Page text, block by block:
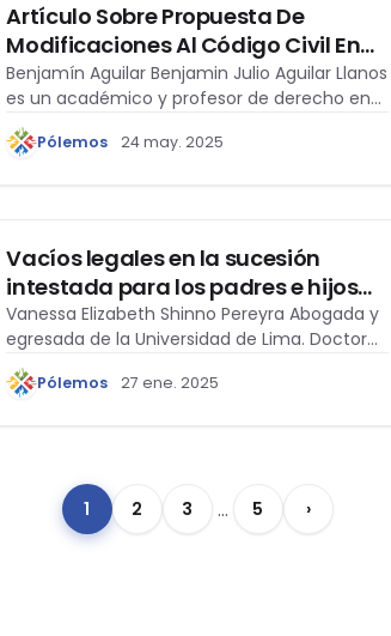
Artículo Sobre Propuesta De
Modificaciones Al Código Civil En
Los Libros De Familia Y Sucesiones.
Benjamín Aguilar Benjamin Julio Aguilar Llanos
es un académico y profesor de derecho en…
Pólemos 24 may. 2025
Vacíos legales en la sucesión
intestada para los padres e hijos
afines pertenecientes a una familia
ensamblada
Vanessa Elizabeth Shinno Pereyra Abogada y
egresada de la Universidad de Lima. Doctora
en…
Pólemos 27 ene. 2025
1 2 3 … 5 ›